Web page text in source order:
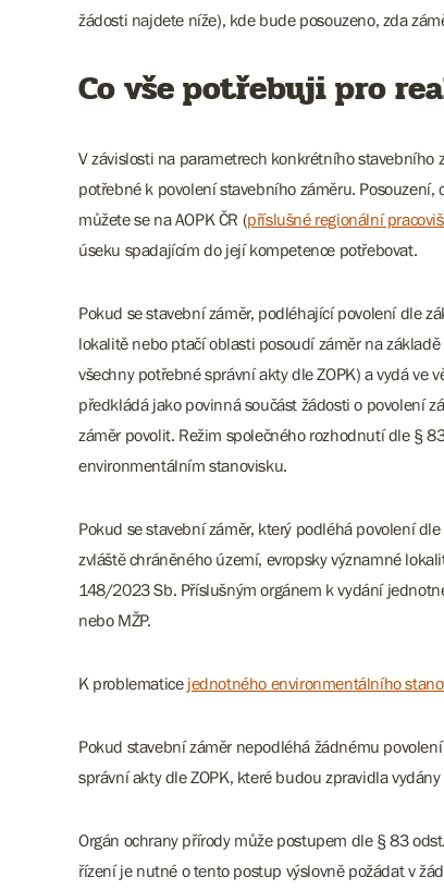
žádosti najdete níže), kde bude posouzeno, zda
Co vše potřebuji pro
V závislosti na parametrech konkrétního stavebního
potřebné k povolení stavebního záměru.
můžete se na AOPK ČR (příslušné regionální
úseku spadajícím do její kompetence potřebovat.
Pokud se stavební záměr, podléhající povolení dle
lokalitě nebo ptačí oblasti posoudí záměr na
všechny potřebné správní akty dle ZOPK) a vydá
předkládá jako povinná součást žádosti o povolení
záměr povolit. Režim společného rozhodnutí dle §
environmentálním stanovisku.
Pokud se stavební záměr, který podléhá povolení
zvláště chráněného území, evropsky významné
148/2023 Sb. Příslušným orgánem k vydání
nebo MŽP.
K problematice jednotného environmentálního
Pokud stavební záměr nepodléhá žádnému
správní akty dle ZOPK, které budou zpravidla
Orgán ochrany přírody může postupem dle § 83
řízení je nutné o tento postup výslovně požádat v